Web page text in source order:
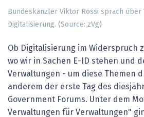
Bundeskanzler Viktor Rossi sprach
Digitalisierung. (Source: zVg)
Ob Digitalisierung im Widerspruch
wo wir in Sachen E-ID stehen und
Verwaltungen - um diese Themen
anderem der erste Tag des
Government Forums. Unter dem
Verwaltungen für Verwaltungen"